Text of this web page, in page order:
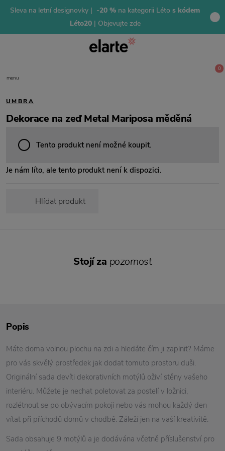
Sleva na letní designovky | -20 % na kategorii Léto s kódem
Léto20 | Objevujte zde
menu
0
UMBRA
Dekorace na zeď Metal Mariposa měděná
Tento produkt není možné koupit.
Je nám líto, ale tento produkt není k dispozici.
Hlídat produkt
Popis
Máte doma volnou plochu na zdi a hledáte čím ji zaplnit? Máme
pro vás skvělý prostředek jak dodat tomuto prostoru duši.
Originální sada devíti dekorativních motýlů oživí stěny vašeho
interiéru. Můžete je nechat poletovat za postelí v ložnici,
rozlétnout se po obývacím pokoji nebo vás mohou každý den
vítat při příchodů domů v chodbě. Záleží jen na vaší kreativitě.
Sada obsahuje 9 motýlů a je dodávána včetně příslušenství pro
Stojí za pozornost